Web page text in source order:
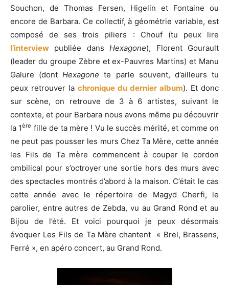
Souchon, de Thomas Fersen, Higelin et Fontaine ou
encore de Barbara. Ce collectif, à géométrie variable, est
composé de ses trois piliers : Chouf (tu peux lire
l’interview publiée dansHexagone), Florent Gourault
(leader du groupe Zèbre et ex-Pauvres Martins) et Manu
Galure (dontHexagone te parle souvent, d’ailleurs tu
peux retrouver la chronique du dernier album). Et donc
sur scène, on retrouve de 3 à 6 artistes, suivant le
contexte, et pour Barbara nous avons même pu découvrir
la 1ère fille de ta mère ! Vu le succès mérité, et comme on
ne peut pas pousser les murs Chez Ta Mère, cette année
les Fils de Ta mère commencent à couper le cordon
ombilical pour s’octroyer une sortie hors des murs avec
des spectacles montrés d’abord à la maison. C’était le cas
cette année avec le répertoire de Magyd Cherfi, le
parolier, entre autres de Zebda, vu au Grand Rond et au
Bijou de l’été. Et voici pourquoi je peux désormais
évoquer Les Fils de Ta Mère chantent « Brel, Brassens,
Ferré », en apéro concert, au Grand Rond.